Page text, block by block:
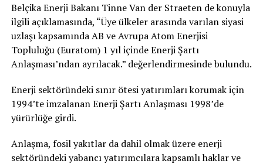
Belçika Enerji Bakanı Tinne Van der Straeten de konuyla
ilgili açıklamasında, “Üye ülkeler arasında varılan siyasi
uzlaşı kapsamında AB ve Avrupa Atom Enerjisi
Topluluğu (Euratom) 1 yıl içinde Enerji Şartı
Anlaşması’ndan ayrılacak.” değerlendirmesinde bulundu.
Enerji sektöründeki sınır ötesi yatırımları korumak için
1994’te imzalanan Enerji Şartı Anlaşması 1998’de
yürürlüğe girdi.
Anlaşma, fosil yakıtlar da dahil olmak üzere enerji
sektöründeki yabancı yatırımcılara kapsamlı haklar ve